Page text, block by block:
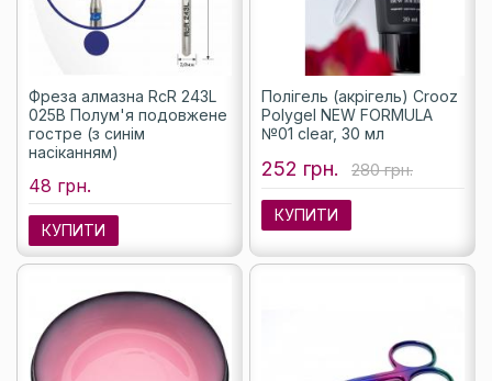
Фреза алмазна RcR 243L
025B Полум'я подовжене
гостре (з синім
насіканням)
48 грн.
КУПИТИ
Полігель (акрігель) Crooz
Polygel NEW FORMULA
№01 clear, 30 мл
252 грн. 280 грн.
КУПИТИ